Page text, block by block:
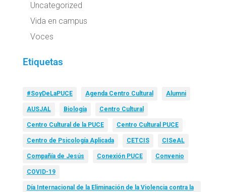
Uncategorized
Vida en campus
Voces
Etiquetas
#SoyDeLaPUCE Agenda Centro Cultural Alumni
AUSJAL Biología Centro Cultural
Centro Cultural de la PUCE Centro Cultural PUCE
Centro de Psicología Aplicada CETCIS CISeAL
Compañía de Jesús Conexión PUCE Convenio
COVID-19
Día Internacional de la Eliminación de la Violencia contra la